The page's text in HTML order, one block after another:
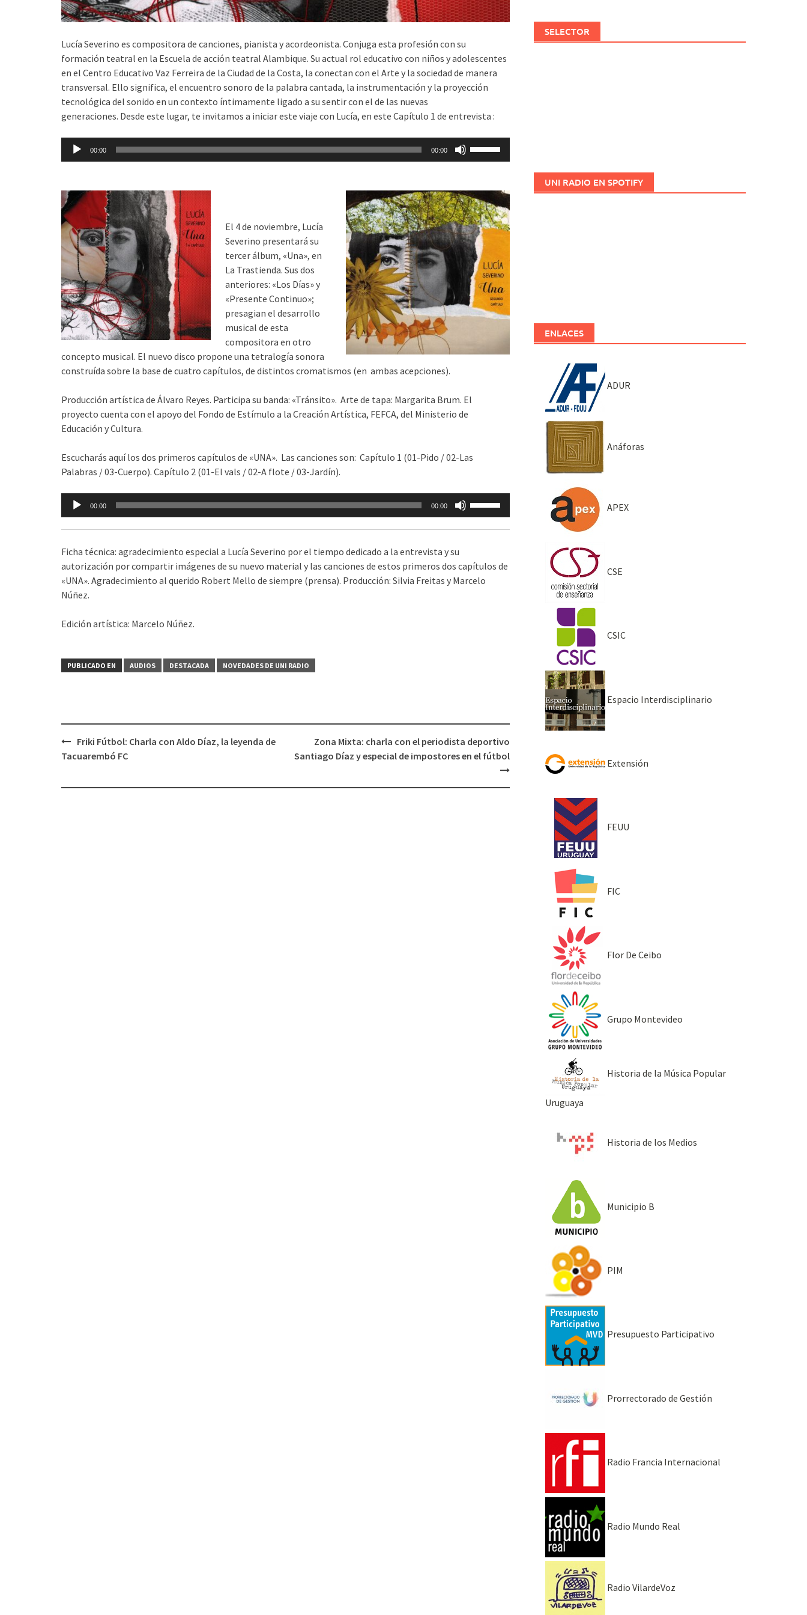
Lucía Severino es compositora de canciones, pianista y acordeonista. Conjuga esta profesión con su
formación teatral en la Escuela de acción teatral Alambique. Su actual rol educativo con niños y adolescentes
en el Centro Educativo Vaz Ferreira de la Ciudad de la Costa, la conectan con el Arte y la sociedad de manera
transversal. Ello significa, el encuentro sonoro de la palabra cantada, la instrumentación y la proyección
tecnológica del sonido en un contexto íntimamente ligado a su sentir con el de las nuevas
generaciones. Desde este lugar, te invitamos a iniciar este viaje con Lucía, en este Capítulo 1 de entrevista :
Reproductor
00:00 00:00
flecha
arriba/abajo
para
aumentar
o
disminuir
el
volumen.
El 4 de noviembre, Lucía
Severino presentará su
tercer álbum, «Una», en
La Trastienda. Sus dos
anteriores: «Los Días» y
«Presente Continuo»;
presagian el desarrollo
musical de esta
compositora en otro
concepto musical. El nuevo disco propone una tetralogía sonora
construída sobre la base de cuatro capítulos, de distintos cromatismos (en ambas acepciones).
Producción artística de Álvaro Reyes. Participa su banda: «Tránsito». Arte de tapa: Margarita Brum. El
proyecto cuenta con el apoyo del Fondo de Estímulo a la Creación Artística, FEFCA, del Ministerio de
Educación y Cultura.
Escucharás aquí los dos primeros capítulos de «UNA». Las canciones son: Capítulo 1 (01-Pido / 02-Las
Palabras / 03-Cuerpo). Capítulo 2 (01-El vals / 02-A flote / 03-Jardín).
Reproductor
audio
00:00 00:00
teclas
arriba/abajo
para
Ficha técnica: agradecimiento especial a Lucía Severino por el tiempo dedicado a la entrevista y su
autorización por compartir imágenes de su nuevo material y las canciones de estos primeros dos capítulos de
«UNA». Agradecimiento al querido Robert Mello de siempre (prensa). Producción: Silvia Freitas y Marcelo
Núñez.
Edición artística: Marcelo Núñez.
PUBLICADO EN AUDIOS DESTACADA NOVEDADES DE UNI RADIO
Navegación
Friki Fútbol: Charla con Aldo Díaz, la leyenda de
Tacuarembó FC
Zona Mixta: charla con el periodista deportivo
Santiago Díaz y especial de impostores en el fútbol
SELECTOR
UNI RADIO EN SPOTIFY
ENLACES
ADUR
Anáforas
APEX
CSE
CSIC
Espacio Interdisciplinario
Extensión
FEUU
FIC
Flor De Ceibo
Grupo Montevideo
Historia de la Música Popular
Uruguaya
Historia de los Medios
Municipio B
PIM
Presupuesto Participativo
Prorrectorado de Gestión
Radio Francia Internacional
Radio Mundo Real
Radio VilardeVoz